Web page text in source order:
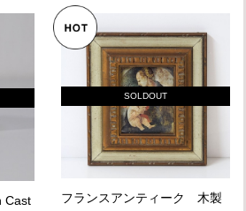
Cast
SOLDOUT
フランスアンティーク 木製